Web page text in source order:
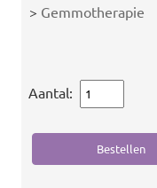
> Gemmotherapie
Aantal: